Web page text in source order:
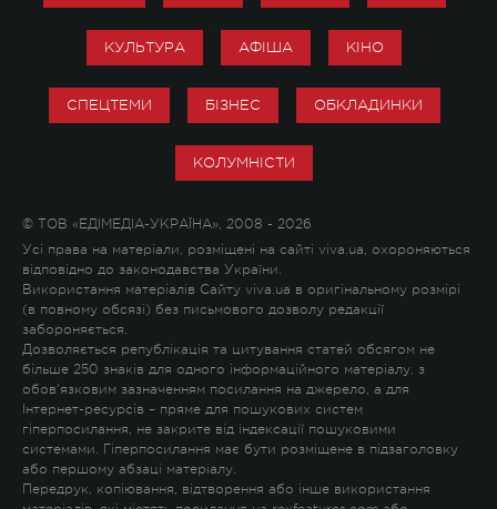
КУЛЬТУРА АФІША КІНО
СПЕЦТЕМИ БІЗНЕС ОБКЛАДИНКИ
КОЛУМНІСТИ
© ТОВ «ЕДІМЕДІА-УКРАЇНА», 2008 - 2026
Усі права на матеріали, розміщені на сайті viva.ua, охороняються
відповідно до законодавства України.
Використання матеріалів Сайту viva.ua в оригінальному розмірі
(в повному обсязі) без письмового дозволу редакції
забороняється.
Дозволяється републікація та цитування статей обсягом не
більше 250 знаків для одного інформаційного матеріалу, з
обов'язковим зазначенням посилання на джерело, а для
Інтернет-ресурсів – пряме для пошукових систем
гіперпосилання, не закрите від індексації пошуковими
системами. Гіперпосилання має бути розміщене в підзаголовку
або першому абзаці матеріалу.
Передрук, копіювання, відтворення або інше використання